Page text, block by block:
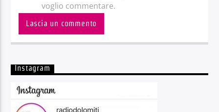
voglio commentare.
Instagram